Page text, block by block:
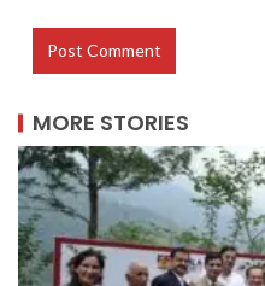
MORE STORIES